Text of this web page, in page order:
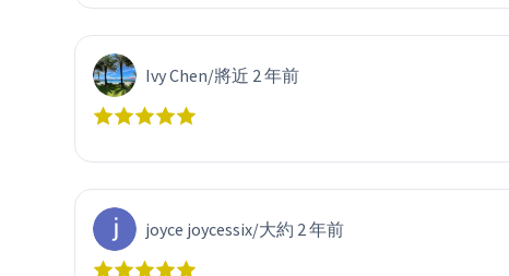
Ivy Chen/將近 2 年前
joyce joycessix/大約 2 年前